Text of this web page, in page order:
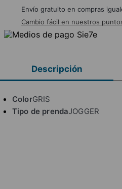
Envío gratuito en compras
Cambio fácil en nuestros
Descripción
ColorGRIS
Tipo de prendaJOGGER